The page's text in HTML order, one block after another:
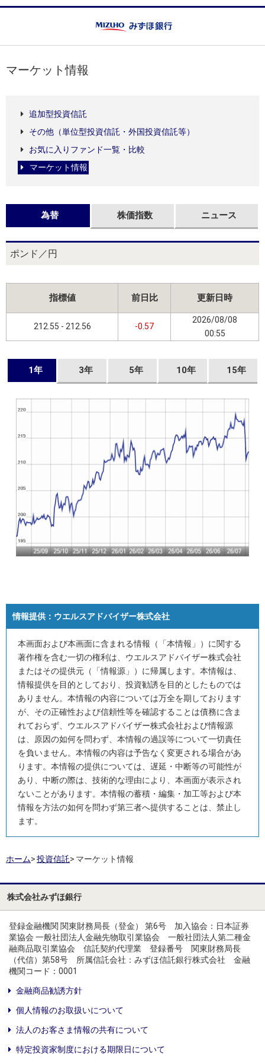
マーケット情報
追加型投資信託
その他（単位型投資信託・外国投資信託等）
お気に入りファンド一覧・比較
マーケット情報
為替 株価指数 ニュース
ポンド／円
指標値 前日比 更新日時
212.55 - 212.56 -0.57
2026/08/08
00:55
1年 3年 5年 10年 15年
情報提供： ウエルスアドバイザー株式会社
本画面および本画面に含まれる情報（「本情報」）に関する
著作権を含む一切の権利は、ウエルスアドバイザー株式会社
またはその提供元（「情報源」）に帰属します。本情報は、
情報提供を目的としており、投資勧誘を目的としたものでは
ありません。本情報の内容については万全を期しております
が、その正確性および信頼性等を確認することは債務に含ま
れておらず、ウエルスアドバイザー株式会社および情報源
は、原因の如何を問わず、本情報の過誤等について一切責任
を負いません。本情報の内容は予告なく変更される場合があ
ります。本情報の提供については、遅延・中断等の可能性が
あり、中断の際は、技術的な理由により、本画面が表示され
ないことがあります。本情報の蓄積・編集・加工等および本
情報を方法の如何を問わず第三者へ提供することは、禁止し
ます。
ホーム>投資信託> マーケット情報
株式会社みずほ銀行
登録金融機関 関東財務局長（登金） 第6号 加入協会：日本証券
業協会 一般社団法人金融先物取引業協会 一般社団法人第二種金
融商品取引業協会 信託契約代理業 登録番号 関東財務局長
（代信）第58号 所属信託会社：みずほ信託銀行株式会社 金融
機関コード：0001
金融商品勧誘方針
個人情報のお取扱いについて
法人のお客さま情報の共有について
特定投資家制度における期限日について